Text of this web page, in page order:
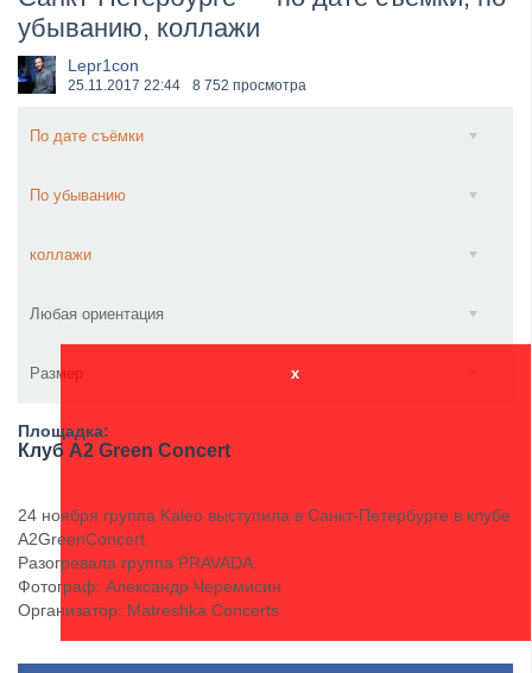
​Anthrax выпустили новый сингл и клип «Everybod...
убыванию, коллажи
Lepr1con
25.11.2017 22:44 8 752 просмотра
По дате съёмки
По убыванию
коллажи
Любая ориентация
Размер x
Площадка:
Клуб A2 Green Concert
24 ноября группа Kaleo выступила в Санкт-Петербурге в клубе
А2GreenConcert.
Разогревала группа PRAVADA.
Фотограф: Александр Черемисин
Организатор: Matreshka Concerts